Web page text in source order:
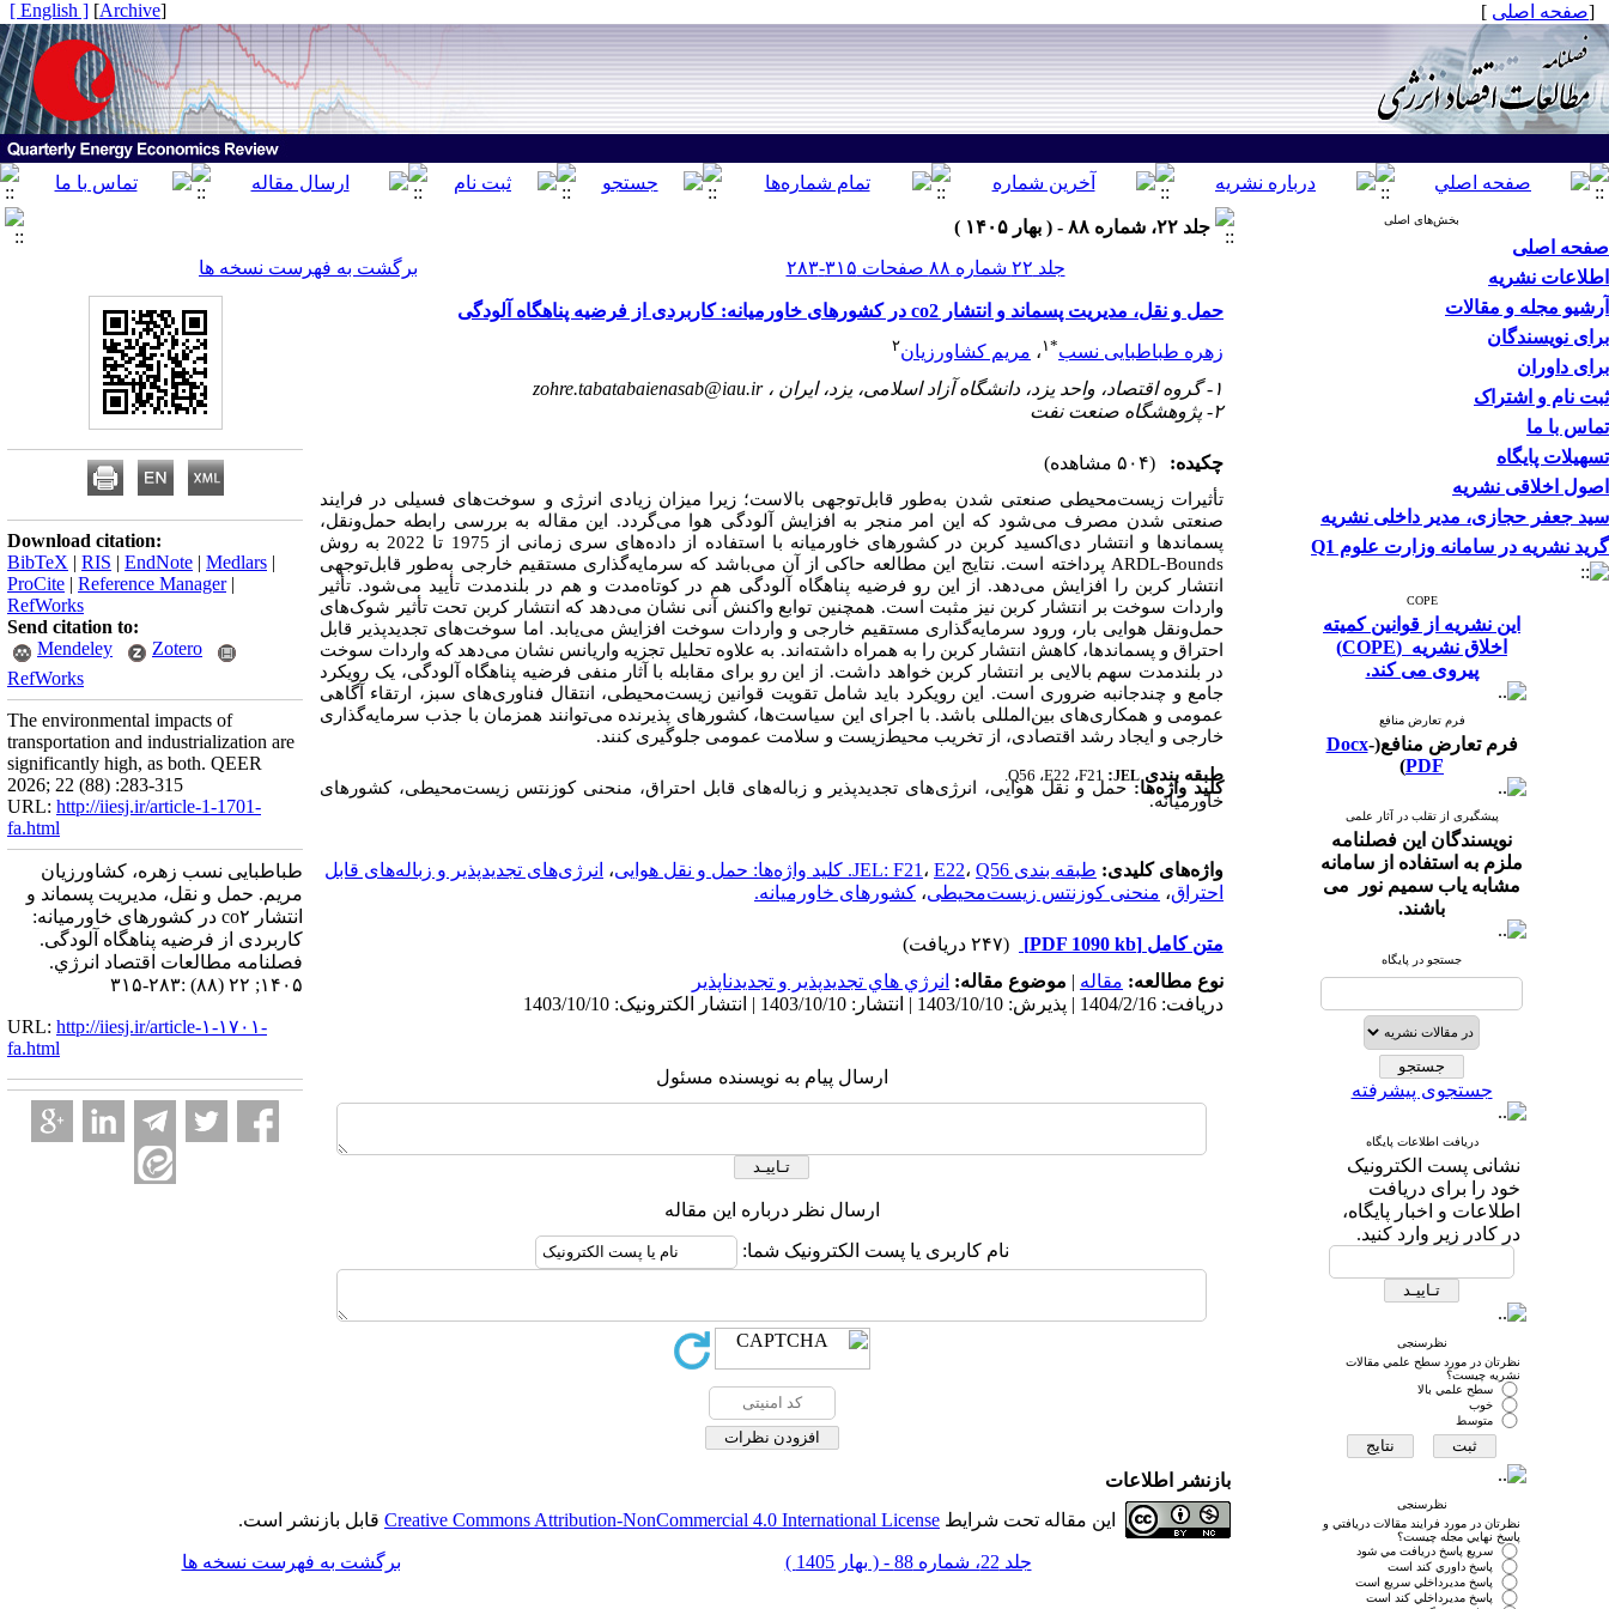
[صفحه اصلی ]
[
Archive
]
[ English ]
بخش‌های اصلی
صفحه اصلی
اطلاعات نشریه
آرشیو مجله و مقالات
برای نویسندگان
برای داوران
ثبت نام و اشتراک
تماس با ما
تسهیلات پایگاه
اصول اخلاقی نشریه
سید جعفر حجازی، مدیر داخلی نشریه
گرید نشریه در سامانه وزارت علوم Q1
COPE
این نشریه از قوانین کمیته
اخلاق نشریه (COPE)
پیروی می کند.
فرم تعارض منافع
فرم تعارض منافع( Docx-
PDF
)
پیشگیری از تقلب در آثار علمی
نویسندگان این فصلنامه
ملزم به استفاده از سامانه
مشابه یاب سمیم نور می
باشند.
جستجو در پایگاه
جستجوی پیشرفته
دریافت اطلاعات پایگاه
نشانی پست الکترونیک
خود را برای دریافت
اطلاعات و اخبار پایگاه،
در کادر زیر وارد کنید.
نظرسنجی
نظرتان در مورد سطح علمي مقالات
نشريه چيست؟
سطح علمي بالا
خوب
متوسط
نظرسنجی
نظرتان در مورد فرايند مقالات دريافتي و
پاسخ نهايي مجله چيست؟
سريع پاسخ دريافت مي شود
پاسخ داوري كند است
پاسخ مديرداخلي سريع است
پاسخ مديرداخلي كند است
جلد ۲۲، شماره ۸۸ - ( بهار ۱۴۰۵ )
جلد ۲۲ شماره ۸۸ صفحات ۳۱۵-۲۸۳
برگشت به فهرست نسخه ها
حمل و نقل، مدیریت پسماند و انتشار co2 در کشورهای خاورمیانه: کاربردی از فرضیه پناهگاه آلودگی
زهره طباطبایی نسب*۱ ، مریم کشاورزیان۲
۱- گروه اقتصاد، واحد یزد، دانشگاه آزاد اسلامی، یزد، ایران ،
zohre.tabatabaienasab@iau.ir
۲- پژوهشگاه صنعت نفت
چکیده: (۵۰۴ مشاهده)
تأثیرات زیست‌محیطی صنعتی شدن به‌طور قابل‌توجهی بالاست؛ زیرا میزان زیادی انرژی و سوخت‌های فسیلی در فرایند
صنعتی شدن مصرف می‌شود که این امر منجر به افزایش آلودگی هوا می‌گردد. این مقاله به بررسی رابطه حمل‌ونقل،
پسماندها و انتشار دی‌اکسید کربن در کشورهای خاورمیانه با استفاده از داده‌های سری زمانی از 1975 تا 2022 به روش
ARDL-Bounds پرداخته است. نتایج این مطالعه حاکی از آن میباشد که سرمایه‌گذاری مستقیم خارجی به‌طور قابل‌توجهی
انتشار کربن را افزایش می‌دهد. از این رو فرضیه پناهگاه آلودگی هم در کوتاه‌مدت و هم در بلندمدت تأیید می‌شود. تأثیر
واردات سوخت بر انتشار کربن نیز مثبت است. همچنین توابع واکنش آنی نشان می‌دهد که انتشار کربن تحت تأثیر شوک‌های
حمل‌ونقل هوایی بار، ورود سرمایه‌گذاری مستقیم خارجی و واردات سوخت افزایش می‌یابد. اما سوخت‌های تجدیدپذیر قابل
احتراق و پسماندها، کاهش انتشار کربن را به همراه داشته‌اند. به علاوه تحلیل تجزیه واریانس نشان می‌دهد که واردات سوخت
در بلندمدت سهم بالایی بر انتشار کربن خواهد داشت. از این رو برای مقابله با آثار منفی فرضیه پناهگاه آلودگی، یک رویکرد
جامع و چندجانبه ضروری است. این رویکرد باید شامل تقویت قوانین زیست‌محیطی، انتقال فناوری‌های سبز، ارتقاء آگاهی
عمومی و همکاری‌های بین‌المللی باشد. با اجرای این سیاست‌ها، کشورهای پذیرنده ‌می‌توانند همزمان با جذب سرمایه‌گذاری
خارجی و ایجاد رشد اقتصادی، از تخریب محیط‌زیست و سلامت عمومی جلوگیری کنند.
طبقه­ بندی JEL
:
F21، E22، Q56
.
کلید واژه‌ها: حمل و نقل هوایی، انرژی‌های تجدیدپذیر و زباله‌های قابل احتراق، منحنی کوزنتس زیست‌محیطی، کشورهای
خاورمیانه.
واژه‌های کلیدی: طبقه­ بندی JEL: F21 ، E22، Q56. کلید واژه‌ها: حمل و نقل هوایی ، انرژی‌های تجدیدپذیر و زباله‌های قابل
احتراق، منحنی کوزنتس زیست‌محیطی، کشورهای خاورمیانه.
متن کامل [PDF 1090 kb]
(۲۴۷ دریافت)
نوع مطالعه: مقاله | موضوع مقاله: انرژي هاي تجديدپذير و تجديدناپذير
دریافت: 1404/2/16 | پذیرش: 1403/10/10 | انتشار: 1403/10/10 | انتشار الکترونیک: 1403/10/10
ارسال پیام به نویسنده مسئول
ارسال نظر درباره این مقاله
نام کاربری یا پست الکترونیک شما:
Download citation:
BibTeX | RIS | EndNote | Medlars |
ProCite | Reference Manager|
RefWorks
Send citation to:
Mendeley
Zotero
RefWorks
The environmental impacts of
transportation and industrialization are
significantly high, as both. QEER
2026; 22 (88) :283-315
URL: http://iiesj.ir/article-1-1701-
fa.html
طباطبایی نسب زهره، کشاورزیان
مریم. حمل و نقل، مدیریت پسماند و
انتشار co۲ در کشورهای خاورمیانه:
کاربردی از فرضیه پناهگاه آلودگی.
فصلنامه مطالعات اقتصاد انرژي.
۱۴۰۵; ۲۲ (۸۸) :۲۸۳-۳۱۵
URL: http://iiesj.ir/article-۱-۱۷۰۱-
fa.html
بازنشر اطلاعات
این مقاله تحت شرایط Creative Commons Attribution-NonCommercial 4.0 International License قابل بازنشر است.
جلد 22، شماره 88 - ( بهار 1405 ) برگشت به فهرست نسخه ها